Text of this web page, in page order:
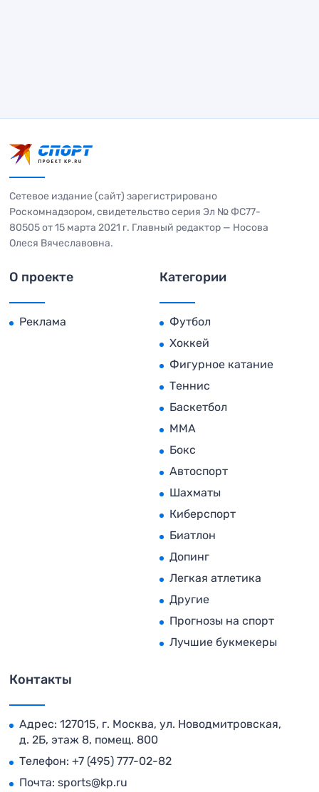
Сетевое издание (сайт) зарегистрировано
Роскомнадзором, свидетельство серия Эл № ФС77-
80505 от 15 марта 2021 г. Главный редактор — Носова
Олеся Вячеславовна.
О проекте
Реклама
Категории
Футбол
Хоккей
Фигурное катание
Теннис
Баскетбол
MMA
Бокс
Автоспорт
Шахматы
Киберспорт
Биатлон
Допинг
Легкая атлетика
Другие
Прогнозы на спорт
Лучшие букмекеры
Контакты
Адрес: 127015, г. Москва, ул. Новодмитровская,
д. 2Б, этаж 8, помещ. 800
Телефон: +7 (495) 777-02-82
Почта: sports@kp.ru